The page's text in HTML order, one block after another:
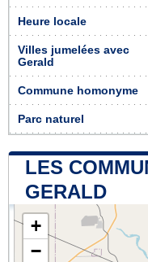
Heure locale
Villes jumelées avec
Gerald
Commune homonyme
Parc naturel
LES
GERALD
+
−